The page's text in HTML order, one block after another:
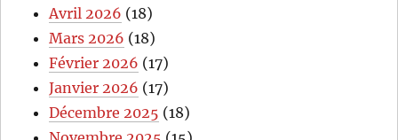
Avril 2026 (18)
Mars 2026 (18)
Février 2026 (17)
Janvier 2026 (17)
Décembre 2025 (18)